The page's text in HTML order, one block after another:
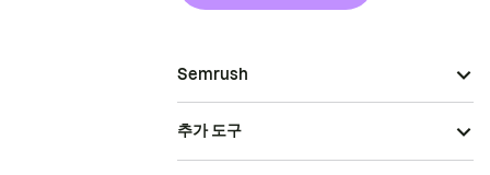
Semrush
추가 도구